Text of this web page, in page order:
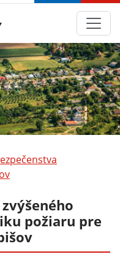
požiaru pre